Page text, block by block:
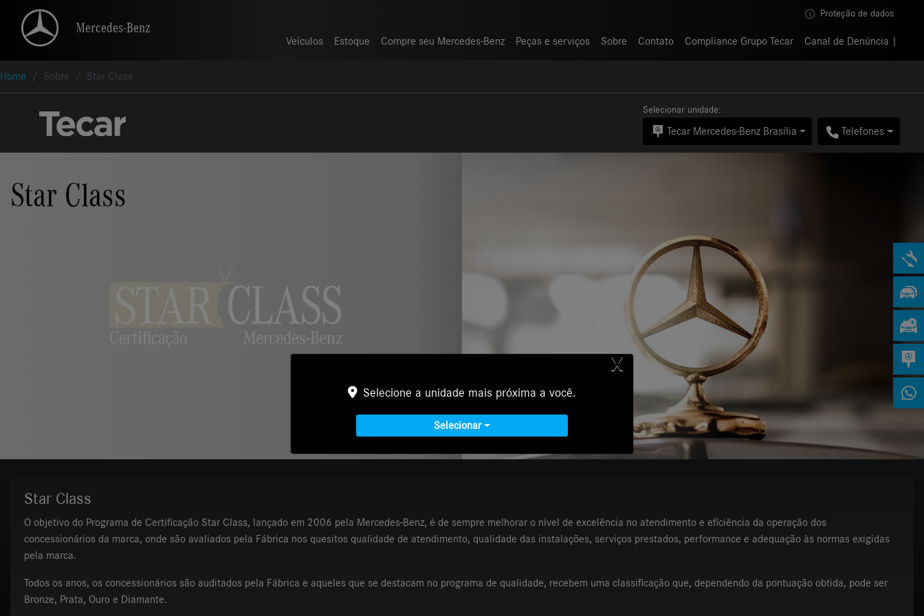
Mercedes-Benz
Proteção de dados
Veículos Estoque Compre seu Mercedes-Benz Peças e serviços Sobre Contato Compliance Grupo Tecar Canal de Denúncia
Home Sobre Star Class
Selecionar unidade:
Tecar Mercedes-Benz Brasília Telefones
Star Class
Star Class
O objetivo do Programa de Certificação Star Class, lançado em 2006 pela Mercedes-Benz, é de sempre melhorar o nível de excelência no atendimento e eficiência da operação dos
concessionários da marca, onde são avaliados pela Fábrica nos quesitos qualidade de atendimento, qualidade das instalações, serviços prestados, performance e adequação às normas exigidas
pela marca.
Todos os anos, os concessionários são auditados pela Fábrica e aqueles que se destacam no programa de qualidade, recebem uma classificação que, dependendo da pontuação obtida, pode ser
Bronze, Prata, Ouro e Diamante.
Mercedes-Benz
Proteção de dados
Veículos Estoque Compre seu Mercedes-Benz Peças e serviços Sobre Contato Compliance Grupo Tecar Canal de Denúncia
X
Selecione a unidade mais próxima a você.
Selecionar